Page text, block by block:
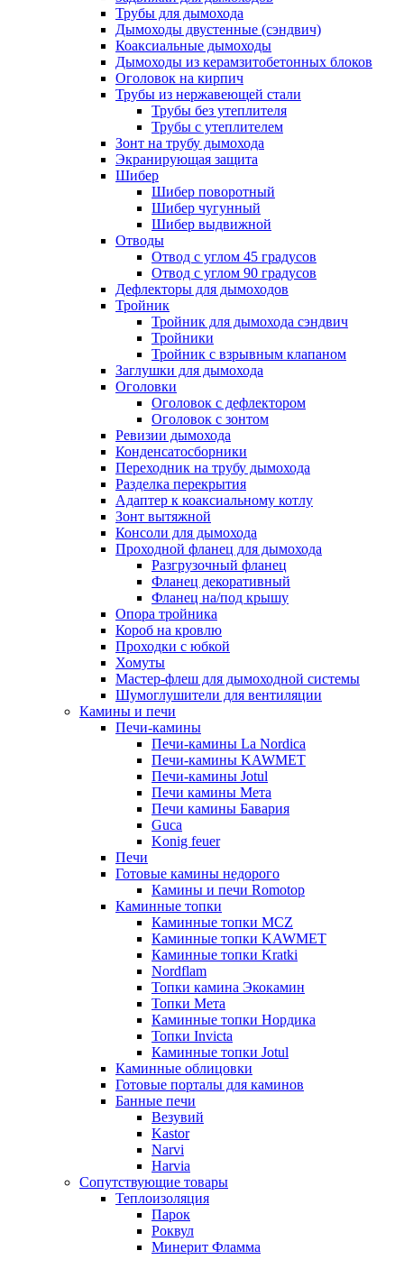
Трубы для дымохода
Дымоходы двустенные (сэндвич)
Коаксиальные дымоходы
Дымоходы из керамзитобетонных блоков
Оголовок на кирпич
Трубы из нержавеющей стали
Трубы без утеплителя
Трубы с утеплителем
Зонт на трубу дымохода
Экранирующая защита
Шибер
Шибер поворотный
Шибер чугунный
Шибер выдвижной
Отводы
Отвод с углом 45 градусов
Отвод с углом 90 градусов
Дефлекторы для дымоходов
Тройник
Тройник для дымохода сэндвич
Тройники
Тройник с взрывным клапаном
Заглушки для дымохода
Оголовки
Оголовок с дефлектором
Оголовок с зонтом
Ревизии дымохода
Конденсатосборники
Переходник на трубу дымохода
Разделка перекрытия
Адаптер к коаксиальному котлу
Зонт вытяжной
Консоли для дымохода
Проходной фланец для дымохода
Разгрузочный фланец
Фланец декоративный
Фланец на/под крышу
Опора тройника
Короб на кровлю
Проходки с юбкой
Хомуты
Мастер-флеш для дымоходной системы
Шумоглушители для вентиляции
Камины и печи
Печи-камины
Печи-камины La Nordica
Печи-камины KAWMET
Печи-камины Jotul
Печи камины Мета
Печи камины Бавария
Guca
Konig feuer
Печи
Готовые камины недорого
Камины и печи Romotop
Каминные топки
Каминные топки MCZ
Каминные топки KAWMET
Каминные топки Kratki
Nordflam
Топки камина Экокамин
Топки Мета
Каминные топки Нордика
Топки Invicta
Каминные топки Jotul
Каминные облицовки
Готовые порталы для каминов
Банные печи
Везувий
Kastor
Narvi
Harvia
Сопутствующие товары
Теплоизоляция
Парок
Роквул
Минерит Фламма